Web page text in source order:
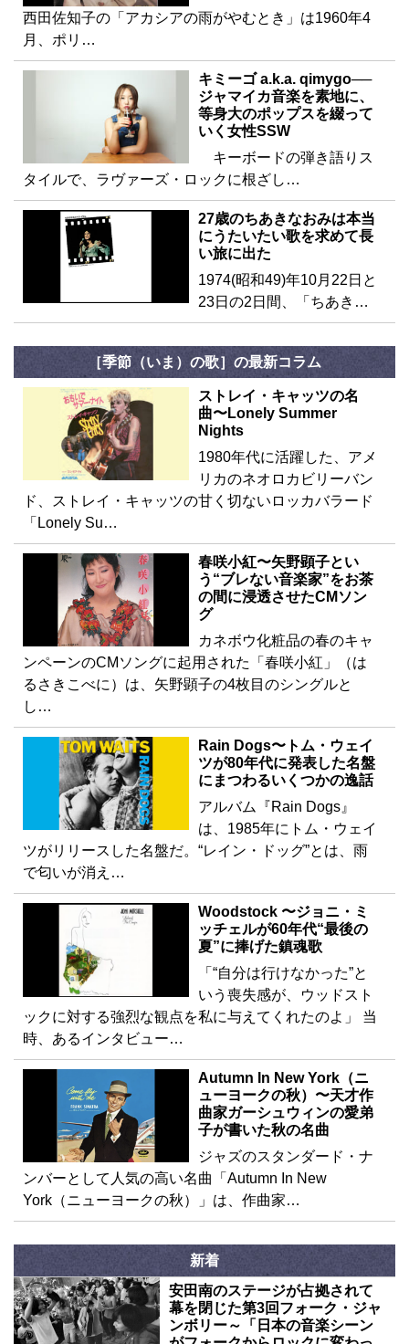
西田佐知子の「アカシアの雨がやむとき」は1960年4
月、ポリ…
キミーゴ a.k.a. qimygo──
ジャマイカ音楽を素地に、
等身大のポップスを綴って
いく女性SSW
キーボードの弾き語りス
タイルで、ラヴァーズ・ロックに根ざし…
27歳のちあきなおみは本当
にうたいたい歌を求めて長
い旅に出た
1974(昭和49)年10月22日と
23日の2日間、「ちあき…
［季節（いま）の歌］の最新コラム
ストレイ・キャッツの名
曲〜Lonely Summer
Nights
1980年代に活躍した、アメ
リカのネオロカビリーバン
ド、ストレイ・キャッツの甘く切ないロッカバラード
「Lonely Su…
春咲小紅〜矢野顕子とい
う“ブレない音楽家”をお茶
の間に浸透させたCMソン
グ
カネボウ化粧品の春のキャ
ンペーンのCMソングに起用された「春咲小紅」（は
るさきこべに）は、矢野顕子の4枚目のシングルと
し…
Rain Dogs〜トム・ウェイ
ツが80年代に発表した名盤
にまつわるいくつかの逸話
アルバム『Rain Dogs』
は、1985年にトム・ウェイ
ツがリリースした名盤だ。“レイン・ドッグ”とは、雨
で匂いが消え…
Woodstock 〜ジョニ・ミ
ッチェルが60年代“最後の
夏”に捧げた鎮魂歌
「“自分は行けなかった”と
いう喪失感が、ウッドスト
ックに対する強烈な観点を私に与えてくれたのよ」 当
時、あるインタビュー…
Autumn In New York（ニ
ューヨークの秋）〜天才作
曲家ガーシュウィンの愛弟
子が書いた秋の名曲
ジャズのスタンダード・ナ
ンバーとして人気の高い名曲「Autumn In New
York（ニューヨークの秋）」は、作曲家…
新着
安田南のステージが占拠されて
幕を閉じた第3回フォーク・ジャ
ンボリー～「日本の音楽シーン